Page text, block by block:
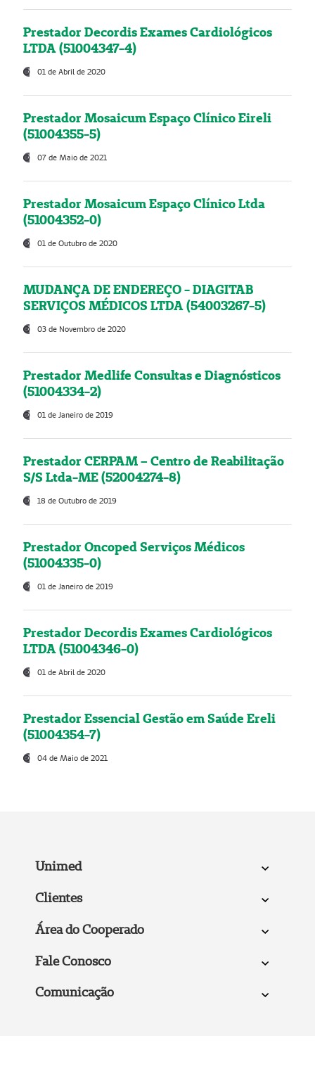
Prestador Decordis Exames Cardiológicos
LTDA (51004347-4)
01 de Abril de 2020
Prestador Mosaicum Espaço Clínico Eireli
(51004355-5)
07 de Maio de 2021
Prestador Mosaicum Espaço Clínico Ltda
(51004352-0)
01 de Outubro de 2020
MUDANÇA DE ENDEREÇO - DIAGITAB
SERVIÇOS MÉDICOS LTDA (54003267-5)
03 de Novembro de 2020
Prestador Medlife Consultas e Diagnósticos
(51004334-2)
01 de Janeiro de 2019
Prestador CERPAM – Centro de Reabilitação
S/S Ltda-ME (52004274-8)
18 de Outubro de 2019
Prestador Oncoped Serviços Médicos
(51004335-0)
01 de Janeiro de 2019
Prestador Decordis Exames Cardiológicos
LTDA (51004346-0)
01 de Abril de 2020
Prestador Essencial Gestão em Saúde Ereli
(51004354-7)
04 de Maio de 2021
Unimed
Clientes
Área do Cooperado
Fale Conosco
Comunicação